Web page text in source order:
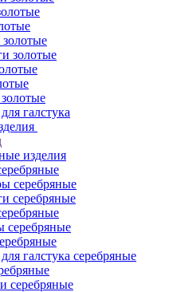
золотые
галстука
изделия
серебряные
серебряные
серебряные
галстука серебряные
серебряные